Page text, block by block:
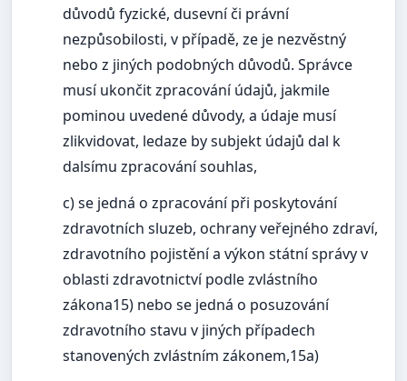
důvodů fyzické, dusevní či právní
nezpůsobilosti, v případě, ze je nezvěstný
nebo z jiných podobných důvodů. Správce
musí ukončit zpracování údajů, jakmile
pominou uvedené důvody, a údaje musí
zlikvidovat, ledaze by subjekt údajů dal k
dalsímu zpracování souhlas,
c) se jedná o zpracování při poskytování
zdravotních sluzeb, ochrany veřejného zdraví,
zdravotního pojistění a výkon státní správy v
oblasti zdravotnictví podle zvlástního
zákona15) nebo se jedná o posuzování
zdravotního stavu v jiných případech
stanovených zvlástním zákonem,15a)